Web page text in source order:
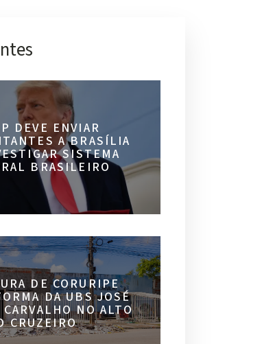
DEVE ENVIAR
A BRASÍLIA
SISTEMA
BRASILEIRO
DE CORURIPE
DA UBS JOSÉ
NO ALTO
CRUZEIRO